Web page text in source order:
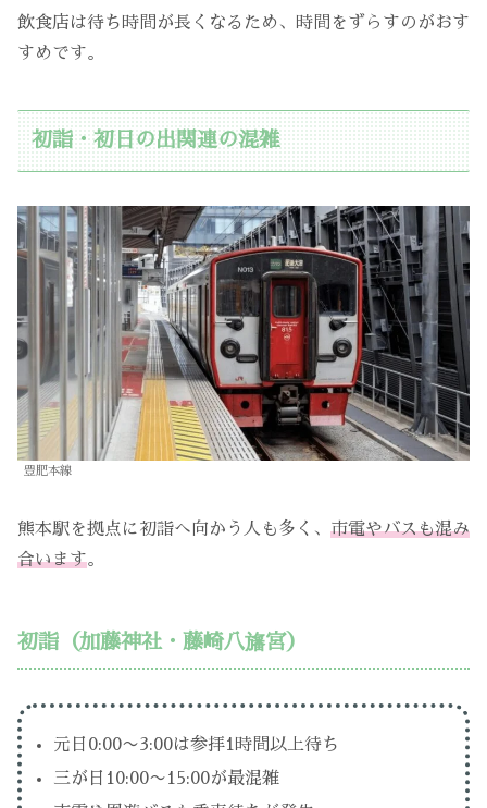
飲食店は待ち時間が長くなるため、時間をずらすのがおす
すめです。
初詣・初日の出関連の混雑
豊肥本線
熊本駅を拠点に初詣へ向かう人も多く、 市電やバスも混み
合います。
初詣（加藤神社・藤崎八旛宮）
元日0:00〜3:00は参拝1時間以上待ち
三が日10:00〜15:00が最混雑